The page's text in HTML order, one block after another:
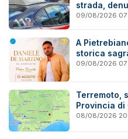
strada,
09/08/2026
A
storica
09/08/2026
Terremoto,
Provincia di
08/08/2026